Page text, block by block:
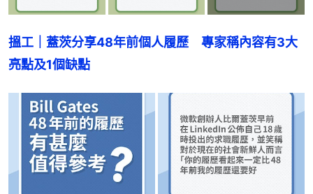
搵工｜蓋茨分享48年前個人履歷　專家稱內容有3大
亮點及1個缺點